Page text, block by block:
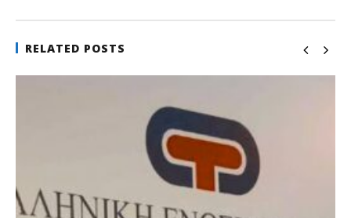
RELATED POSTS